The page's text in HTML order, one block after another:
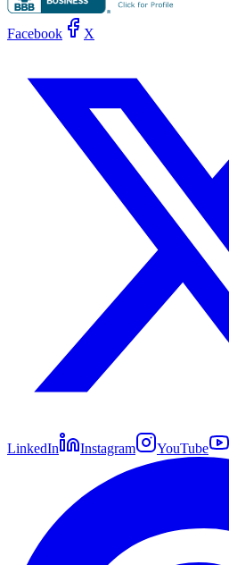
Facebook X
LinkedIn Instagram YouTube